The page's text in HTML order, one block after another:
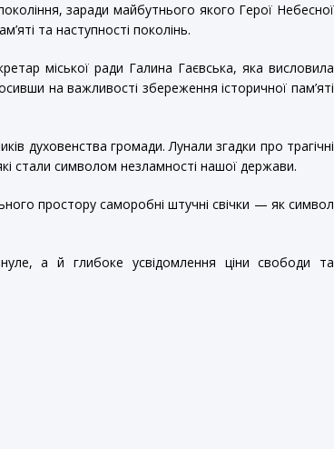
заради майбутнього якого Герої Небесної
та наступності поколінь.
міської ради Галина Гаєвська, яка висловила
на важливості збереження історичної пам’яті
духовенства громади. Лунали згадки про трагічні
стали символом незламності нашої держави.
простору саморобні штучні свічки — як символ
а й глибоке усвідомлення ціни свободи та